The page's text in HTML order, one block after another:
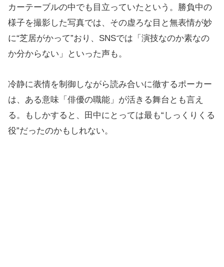
カーテーブルの中でも目立っていたという。勝負中の
様子を撮影した写真では、その虚ろな目と無表情が妙
に“芝居がかって”おり、SNSでは「演技なのか素なの
か分からない」といった声も。
冷静に表情を制御しながら読み合いに徹するポーカー
は、ある意味「俳優の職能」が活きる舞台とも言え
る。もしかすると、田中にとっては最も“しっくりくる
役”だったのかもしれない。